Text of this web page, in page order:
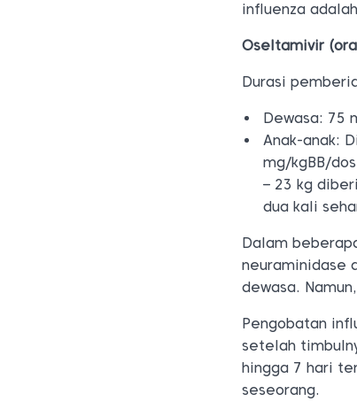
influenza
Oseltamivir
Durasi
Dewasa: 75
Anak-anak:
mg/kgBB/
– 23 kg
dua kali
Dalam
neuraminidase
dewasa.
Pengobatan
setelah
hingga 7 hari
seseorang.